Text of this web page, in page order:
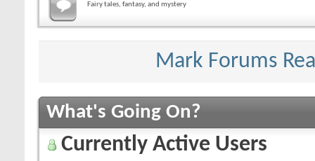
Fairy tales, fantasy, and mystery
Mark Forums
What's Going On?
Currently Active Users